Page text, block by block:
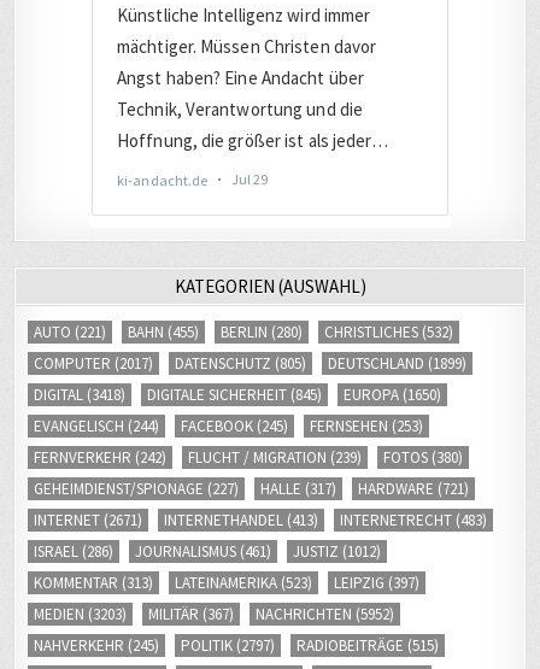
KATEGORIEN (AUSWAHL)
AUTO (221) BAHN (455) BERLIN (280) CHRISTLICHES (532)
COMPUTER (2017) DATENSCHUTZ (805) DEUTSCHLAND (1899)
DIGITAL (3418) DIGITALE SICHERHEIT (845) EUROPA (1650)
EVANGELISCH (244) FACEBOOK (245) FERNSEHEN (253)
FERNVERKEHR (242) FLUCHT / MIGRATION (239) FOTOS (380)
GEHEIMDIENST/SPIONAGE (227) HALLE (317) HARDWARE (721)
INTERNET (2671) INTERNETHANDEL (413) INTERNETRECHT (483)
ISRAEL (286) JOURNALISMUS (461) JUSTIZ (1012)
KOMMENTAR (313) LATEINAMERIKA (523) LEIPZIG (397)
MEDIEN (3203) MILITÄR (367) NACHRICHTEN (5952)
NAHVERKEHR (245) POLITIK (2797) RADIOBEITRÄGE (515)